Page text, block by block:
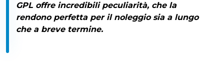
GPL offre incredibili peculiarità, che la
rendono perfetta per il noleggio sia a lungo
che a breve termine.